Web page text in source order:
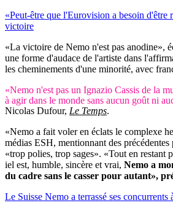
«Peut-être que l'Eurovision a besoin d'être
victoire
«La victoire de Nemo n'est pas anodine»,
une forme d'audace de l'artiste dans
les cheminements d'une minorité, avec
«Nemo n'est pas un Ignazio Cassis de la
à agir dans le monde sans aucun goût ni
Nicolas Dufour, Le Temps.
«Nemo a fait voler en éclats le complexe
médias ESH, mentionnant des précédentes
«trop polies, trop sages». «Tout en restant
iel est, humble, sincère et vrai, Nemo a
du cadre sans le casser pour autant»,
Le Suisse Nemo a terrassé ses